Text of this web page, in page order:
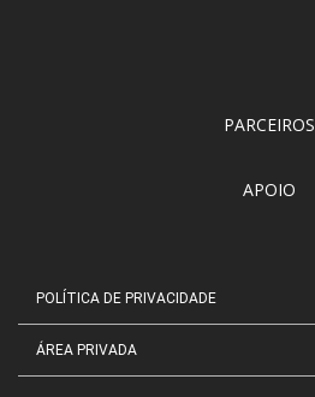
PARCEIROS
APOIO
POLÍTICA DE PRIVACIDADE
ÁREA PRIVADA